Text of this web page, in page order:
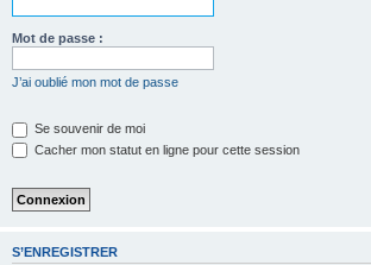
Mot de passe :
J’ai oublié mon mot de passe
Se souvenir de moi
Cacher mon statut en ligne pour cette session
S’ENREGISTRER